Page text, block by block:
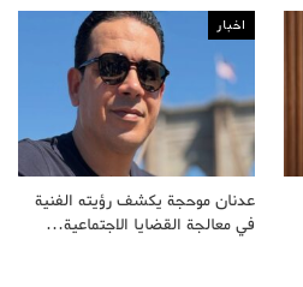
اخبار
عدنان موحجة يكشف رؤيته الفنية
في معالجة القضايا الاجتماعية…